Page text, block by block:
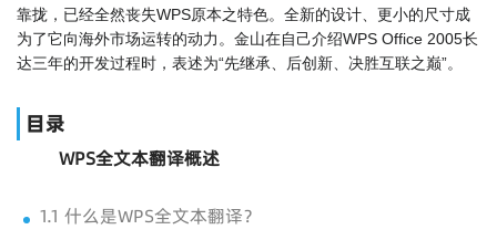
靠拢，已经全然丧失WPS原本之特色。全新的设计、更小的尺寸成
为了它向海外市场运转的动力。金山在自己介绍WPS Office 2005长
达三年的开发过程时，表述为“先继承、后创新、决胜互联之巅”。
目录
WPS全文本翻译概述
1.1 什么是WPS全文本翻译？